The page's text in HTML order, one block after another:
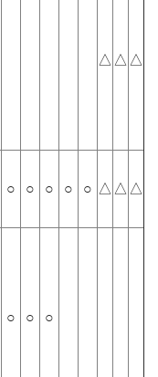
△ △ △
○ ○ ○ ○ ○ △ △ △
○ ○ ○